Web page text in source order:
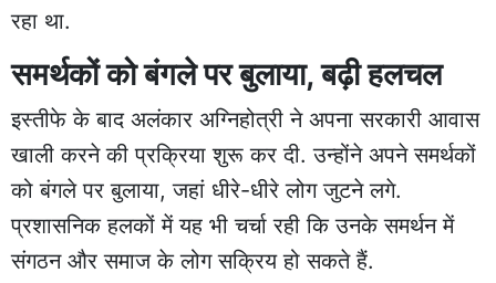
रहा था.
समर्थकों को बंगले पर बुलाया, बढ़ी हलचल
इस्तीफे के बाद अलंकार अग्निहोत्री ने अपना सरकारी आवास
खाली करने की प्रक्रिया शुरू कर दी. उन्होंने अपने समर्थकों
को बंगले पर बुलाया, जहां धीरे-धीरे लोग जुटने लगे.
प्रशासनिक हलकों में यह भी चर्चा रही कि उनके समर्थन में
संगठन और समाज के लोग सक्रिय हो सकते हैं.